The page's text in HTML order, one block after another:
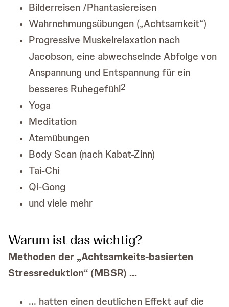
Bilderreisen /Phantasiereisen
Wahrnehmungsübungen („Achtsamkeit“)
Progressive Muskelrelaxation nach
Jacobson, eine abwechselnde Abfolge von
Anspannung und Entspannung für ein
besseres Ruhegefühl2
Yoga
Meditation
Atemübungen
Body Scan (nach Kabat-Zinn)
Tai-Chi
Qi-Gong
und viele mehr
Warum ist das wichtig?
Methoden der „Achtsamkeits-basierten
Stressreduktion“ (MBSR) ...
... hatten einen deutlichen Effekt auf die